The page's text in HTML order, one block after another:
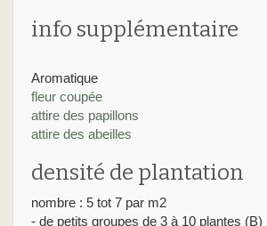
info supplémentaire
Aromatique
fleur coupée
attire des papillons
attire des abeilles
densité de plantation
nombre : 5 tot 7 par m2
- de petits groupes de 3 à 10 plantes (B)